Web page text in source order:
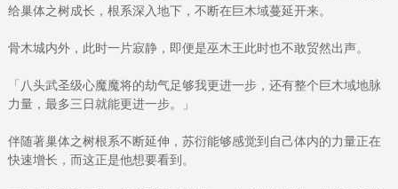
给巢体之树成长，根系深入地下，不断在巨木域蔓延开来。
骨木城内外，此时一片寂静，即便是巫木王此时也不敢贸然出声。
「八头武圣级心魔魔将的劫气足够我更进一步，还有整个巨木域地脉
力量，最多三日就能更进一步。」
伴随著巢体之树根系不断延伸，苏衍能够感觉到自己体内的力量正在
快速增长，而这正是他想要看到。